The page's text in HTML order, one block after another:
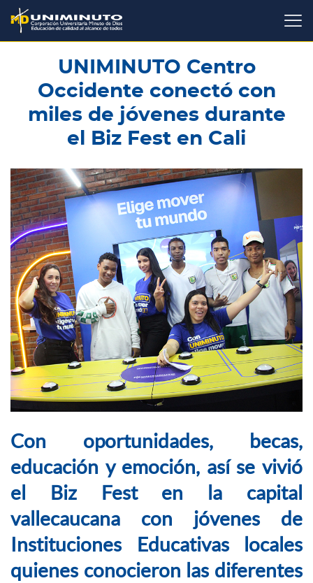
Pasar
contenido
principal
UNIMINUTO Centro
Occidente conectó con
miles de jóvenes durante
el Biz Fest en Cali
Con oportunidades, becas,
educación y emoción, así se vivió
el Biz Fest en la capital
vallecaucana con jóvenes de
Instituciones Educativas locales
quienes conocieron las diferentes